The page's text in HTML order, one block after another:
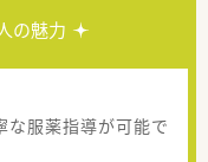
の魅力
な服薬指導が可能で